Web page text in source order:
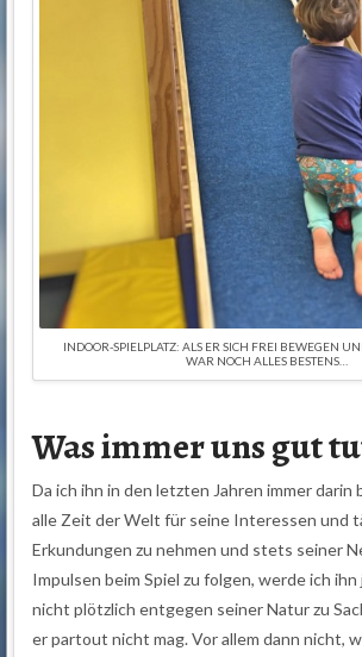
INDOOR-SPIELPLATZ: ALS ER SICH FREI BEWEGEN
WAR NOCH ALLES BESTENS…
Was immer uns gut
Da ich ihn in den letzten Jahren immer darin
alle Zeit der Welt für seine Interessen und
Erkundungen zu nehmen und stets seiner
Impulsen beim Spiel zu folgen, werde ich
nicht plötzlich entgegen seiner Natur zu
er partout nicht mag. Vor allem dann nicht,